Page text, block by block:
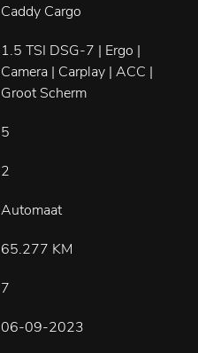
Caddy Cargo
1.5 TSI DSG-7 | Ergo |
Camera | Carplay | ACC |
Groot Scherm
5
2
Automaat
65.277 KM
7
06-09-2023